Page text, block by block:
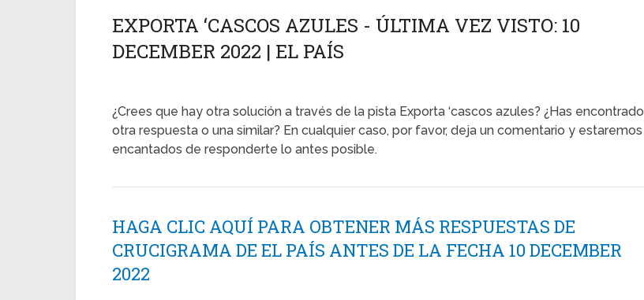
EXPORTA ‘CASCOS AZULES - ÚLTIMA VEZ VISTO: 10
DECEMBER 2022 | EL PAÍS
¿Crees que hay otra solución a través de la pista Exporta ‘cascos azules? ¿Has encontrado
otra respuesta o una similar? En cualquier caso, por favor, deja un comentario y estaremos
encantados de responderte lo antes posible.
HAGA CLIC AQUÍ PARA OBTENER MÁS RESPUESTAS DE
CRUCIGRAMA DE EL PAÍS ANTES DE LA FECHA 10 DECEMBER
2022